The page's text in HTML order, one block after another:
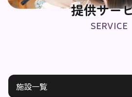
提供サー
SERVICE
施設一覧